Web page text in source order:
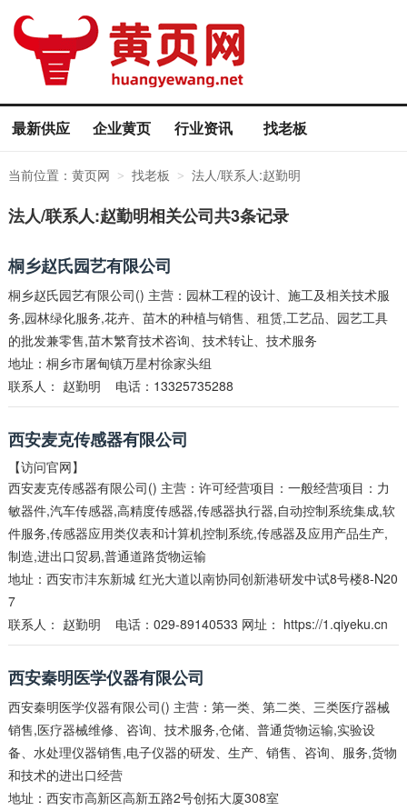
最新供应 企业黄页 行业资讯 找老板
当前位置： 黄页网 > 找老板 > 法人/联系人:赵勤明
法人/联系人:赵勤明相关公司共3条记录
桐乡赵氏园艺有限公司
桐乡赵氏园艺有限公司() 主营：园林工程的设计、施工及相关技术服
务,园林绿化服务,花卉、苗木的种植与销售、租赁,工艺品、园艺工具
的批发兼零售,苗木繁育技术咨询、技术转让、技术服务
地址：桐乡市屠甸镇万星村徐家头组
联系人： 赵勤明 电话：13325735288
西安麦克传感器有限公司
【访问官网】
西安麦克传感器有限公司() 主营：许可经营项目：一般经营项目：力
敏器件,汽车传感器,高精度传感器,传感器执行器,自动控制系统集成,软
件服务,传感器应用类仪表和计算机控制系统,传感器及应用产品生产,
制造,进出口贸易,普通道路货物运输
地址：西安市沣东新城 红光大道以南协同创新港研发中试8号楼8-N20
7
联系人： 赵勤明 电话：029-89140533 网址： https://1.qiyeku.cn
西安秦明医学仪器有限公司
西安秦明医学仪器有限公司() 主营：第一类、第二类、三类医疗器械
销售,医疗器械维修、咨询、技术服务,仓储、普通货物运输,实验设
备、水处理仪器销售,电子仪器的研发、生产、销售、咨询、服务,货物
和技术的进出口经营
地址：西安市高新区高新五路2号创拓大厦308室